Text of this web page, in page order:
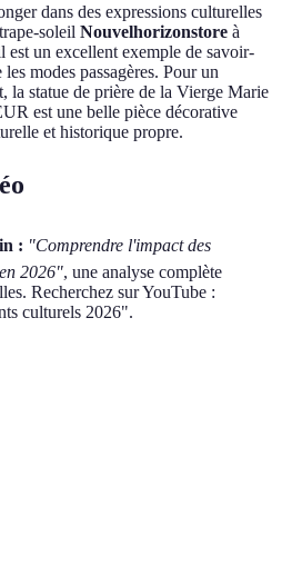
dans des expressions culturelles
soleil Nouvelhorizonstore à
un excellent exemple de savoir-
modes passagères. Pour un
la statue de prière de la Vierge Marie
est une belle pièce décorative
et historique propre.
: "Comprendre l'impact des
2026", une analyse complète
Recherchez sur YouTube :
culturels 2026".